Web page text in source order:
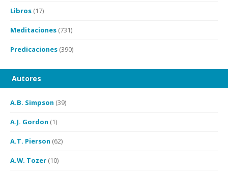
Libros (17)
Meditaciones (731)
Predicaciones (390)
Autores
A.B. Simpson (39)
A.J. Gordon (1)
A.T. Pierson (62)
A.W. Tozer (10)